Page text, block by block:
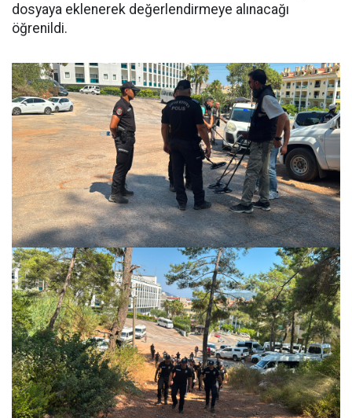
dosyaya eklenerek değerlendirmeye alınacağı
öğrenildi.